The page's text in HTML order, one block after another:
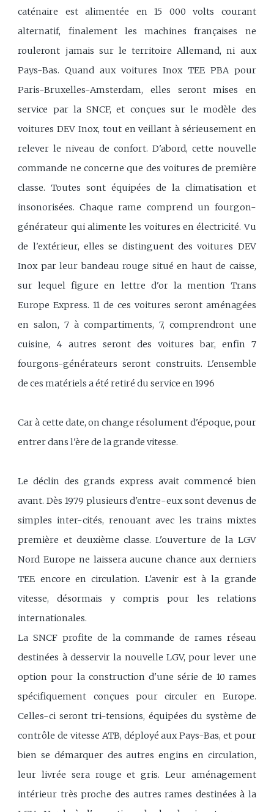
caténaire est alimentée en 15 000 volts courant
alternatif, finalement les machines françaises ne
rouleront jamais sur le territoire Allemand, ni aux
Pays-Bas. Quand aux voitures Inox TEE PBA pour
Paris-Bruxelles-Amsterdam, elles seront mises en
service par la SNCF, et conçues sur le modèle des
voitures DEV Inox, tout en veillant à sérieusement en
relever le niveau de confort. D'abord, cette nouvelle
commande ne concerne que des voitures de première
classe. Toutes sont équipées de la climatisation et
insonorisées. Chaque rame comprend un fourgon-
générateur qui alimente les voitures en électricité. Vu
de l'extérieur, elles se distinguent des voitures DEV
Inox par leur bandeau rouge situé en haut de caisse,
sur lequel figure en lettre d'or la mention Trans
Europe Express. 11 de ces voitures seront aménagées
en salon, 7 à compartiments, 7, comprendront une
cuisine, 4 autres seront des voitures bar, enfin 7
fourgons-générateurs seront construits. L'ensemble
de ces matériels a été retiré du service en 1996
Car à cette date, on change résolument d'époque, pour
entrer dans l'ère de la grande vitesse.
Le déclin des grands express avait commencé bien
avant. Dès 1979 plusieurs d'entre-eux sont devenus de
simples inter-cités, renouant avec les trains mixtes
première et deuxième classe. L'ouverture de la LGV
Nord Europe ne laissera aucune chance aux derniers
TEE encore en circulation. L'avenir est à la grande
vitesse, désormais y compris pour les relations
internationales.
La SNCF profite de la commande de rames réseau
destinées à desservir la nouvelle LGV, pour lever une
option pour la construction d'une série de 10 rames
spécifiquement conçues pour circuler en Europe.
Celles-ci seront tri-tensions, équipées du système de
contrôle de vitesse ATB, déployé aux Pays-Bas, et pour
bien se démarquer des autres engins en circulation,
leur livrée sera rouge et gris. Leur aménagement
intérieur très proche des autres rames destinées à la